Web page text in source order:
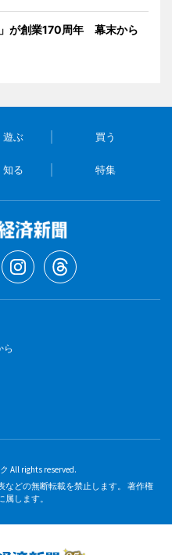
が創業170周年 幕末から
遊ぶ 買う
知る 特集
ら
All rights reserved.
どの無断転載を禁止します。 著作権
します。